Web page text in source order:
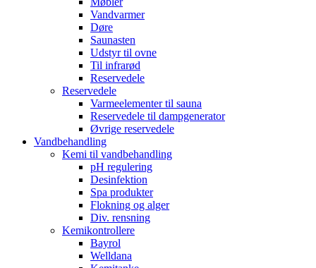
Vandvarmer
Døre
Saunasten
Udstyr til ovne
Til infrarød
Reservedele
Reservedele
Varmeelementer til sauna
Reservedele til dampgenerator
Øvrige reservedele
Vandbehandling
Kemi til vandbehandling
pH regulering
Desinfektion
Spa produkter
Flokning og alger
Div. rensning
Kemikontrollere
Bayrol
Welldana